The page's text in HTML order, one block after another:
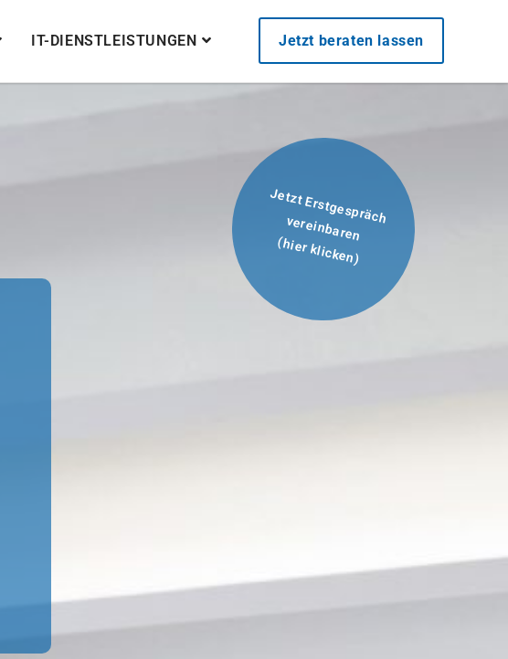
IT-DIENSTLEISTUNGEN Jetzt beraten lassen
Jetzt Erstgespräch
vereinbaren
(hier klicken)